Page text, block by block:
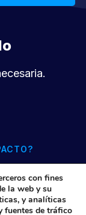
de impacto
con fines
la web y su
y analíticas
fuentes de tráfico